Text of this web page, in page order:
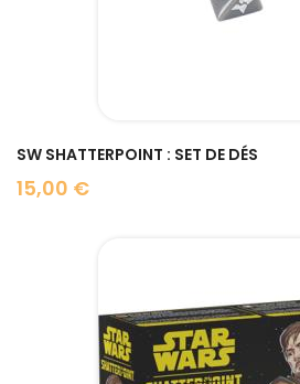
SW SHATTERPOINT : SET DE DÉS
15,00 €
Prix